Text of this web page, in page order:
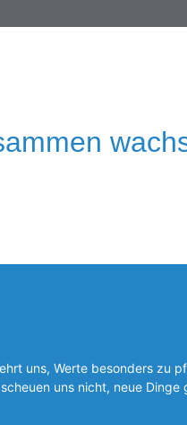
uns, Werte besonders zu
uns nicht, neue Dinge